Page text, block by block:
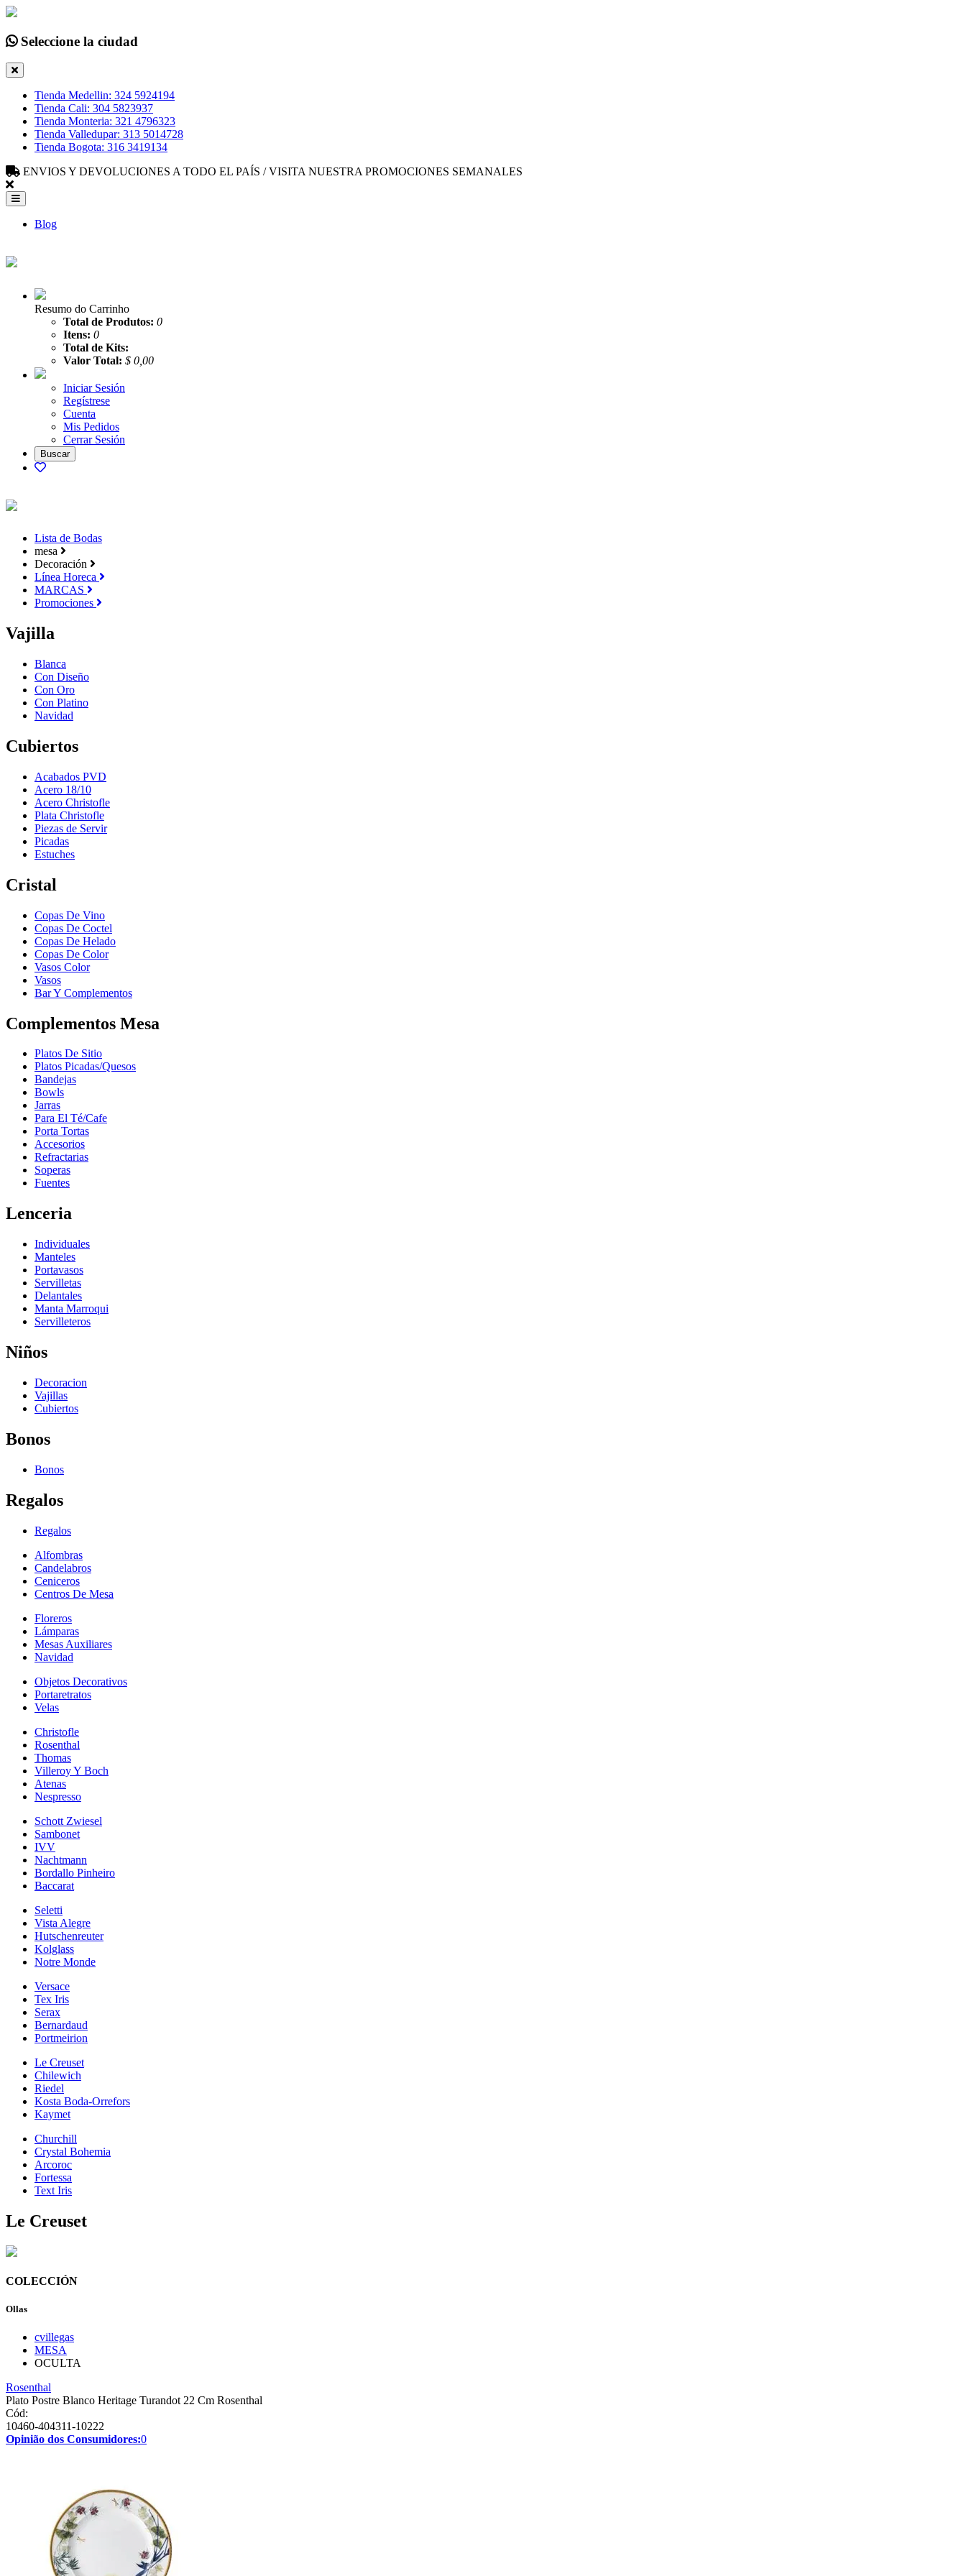
Seleccione la ciudad
Tienda Medellin: 324 5924194
Tienda Cali: 304 5823937
Tienda Monteria: 321 4796323
Tienda Valledupar: 313 5014728
Tienda Bogota: 316 3419134
ENVIOS Y DEVOLUCIONES A TODO EL PAÍS / VISITA NUESTRA PROMOCIONES SEMANALES
Blog
Resumo do Carrinho
Total de Produtos: 0
Itens: 0
Total de Kits:
Valor Total: $ 0,00
Iniciar Sesión
Regístrese
Cuenta
Mis Pedidos
Cerrar Sesión
Lista de Bodas
mesa
Decoración
Línea Horeca
MARCAS
Promociones
Vajilla
Blanca
Con Diseño
Con Oro
Con Platino
Navidad
Cubiertos
Acabados PVD
Acero 18/10
Acero Christofle
Plata Christofle
Piezas de Servir
Picadas
Estuches
Cristal
Copas De Vino
Copas De Coctel
Copas De Helado
Copas De Color
Vasos Color
Vasos
Bar Y Complementos
Complementos Mesa
Platos De Sitio
Platos Picadas/Quesos
Bandejas
Bowls
Jarras
Para El Té/Cafe
Porta Tortas
Accesorios
Refractarias
Soperas
Fuentes
Lenceria
Individuales
Manteles
Portavasos
Servilletas
Delantales
Manta Marroqui
Servilleteros
Niños
Decoracion
Vajillas
Cubiertos
Bonos
Bonos
Regalos
Regalos
Alfombras
Candelabros
Ceniceros
Centros De Mesa
Floreros
Lámparas
Mesas Auxiliares
Navidad
Objetos Decorativos
Portaretratos
Velas
Christofle
Rosenthal
Thomas
Villeroy Y Boch
Atenas
Nespresso
Schott Zwiesel
Sambonet
IVV
Nachtmann
Bordallo Pinheiro
Baccarat
Seletti
Vista Alegre
Hutschenreuter
Kolglass
Notre Monde
Versace
Tex Iris
Serax
Bernardaud
Portmeirion
Le Creuset
Chilewich
Riedel
Kosta Boda-Orrefors
Kaymet
Churchill
Crystal Bohemia
Arcoroc
Fortessa
Text Iris
Le Creuset
COLECCIÓN
Ollas
cvillegas
MESA
OCULTA
Rosenthal
Plato Postre Blanco Heritage Turandot 22 Cm Rosenthal
Cód:
10460-404311-10222
Opinião dos Consumidores:0